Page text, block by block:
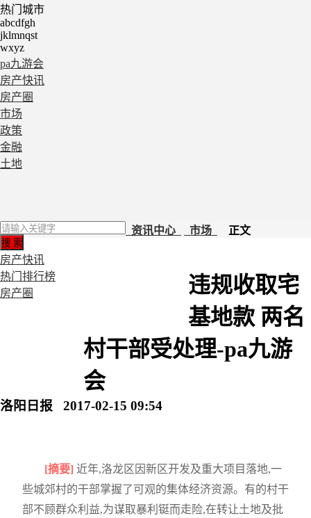
热门城市
abcdfgh
jklmnqst
wxyz
pa九游会
房产快讯
房产圈
市场
政策
金融
土地
房产快讯
热门排行榜
房产圈
资讯中心 市场 正文
违规收取宅
基地款 两名
村干部受处理-pa九游
会
洛阳日报 2017-02-15 09:54
[摘要] 近年,洛龙区因新区开发及重大项目落地,一
些城郊村的干部掌握了可观的集体经济资源。有的村干
部不顾群众利益,为谋取暴利铤而走险,在转让土地及批